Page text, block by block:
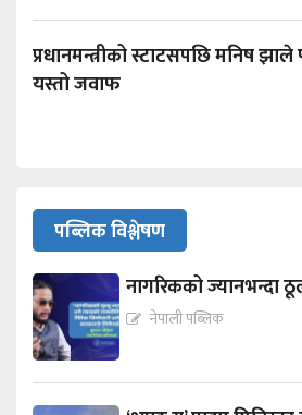
प्रधानमन्त्रीको स्टाटसपछि मनिष झाले
यस्तो जवाफ
पब्लिक विश्लेषण
नागरिकको ज्यानभन्दा
नेपाली पब्लिक